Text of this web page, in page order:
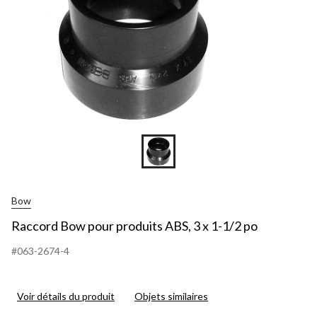
Bow
Raccord Bow pour produits ABS, 3 x 1-1/2 po
#063-2674-4
Voir détails du produit Objets similaires